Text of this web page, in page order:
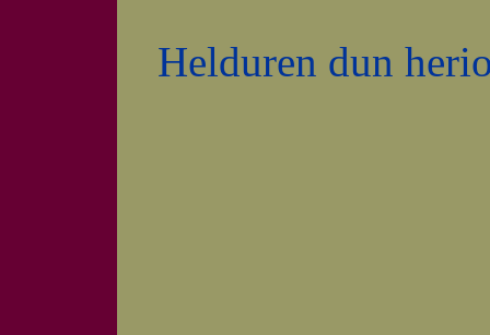
Helduren dun